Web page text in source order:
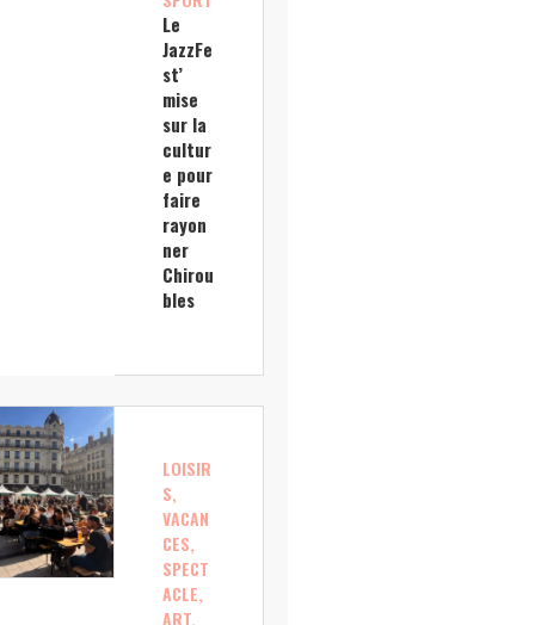
Le
JazzFe
st’
mise
sur la
cultur
e pour
faire
rayon
ner
Chirou
bles
LOISIR
S,
VACAN
CES,
SPECT
ACLE,
ART,